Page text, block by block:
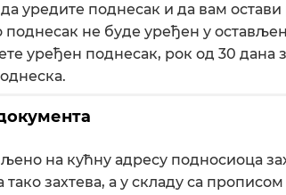
уредите поднесак и да вам
поднесак не буде уређен у
уређен поднесак, рок од 30 дана
на кућну адресу подносиоца
захтева, а у складу са